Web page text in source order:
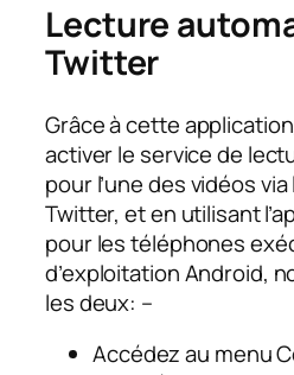
Lecture
Twitter
Grâce à cette
activer le service de
pour l’une des vidéos
Twitter, et en utilisant
pour les téléphones
d’exploitation Android,
les deux: –
Accédez au menu